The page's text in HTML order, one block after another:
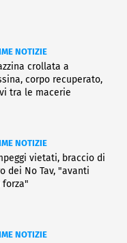
NOTIZIE
crollata a
corpo recuperato,
tra le macerie
NOTIZIE
vietati, braccio di
dei No Tav, "avanti
forza"
NOTIZIE